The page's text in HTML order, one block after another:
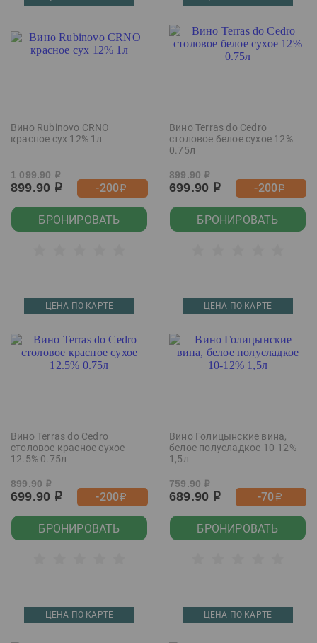
Вино Rubinovo CRNO
красное сух 12% 1л
1 099.90 р
899.90 р -200р
БРОНИРОВАТЬ
Вино Terras do Cedro
столовое белое сухое 12%
0.75л
899.90 р
699.90 р -200р
БРОНИРОВАТЬ
ЦЕНА ПО КАРТЕ
Вино Terras do Cedro
столовое красное сухое
12.5% 0.75л
899.90 р
699.90 р -200р
БРОНИРОВАТЬ
ЦЕНА ПО КАРТЕ
Вино Голицынские вина,
белое полусладкое 10-12%
1,5л
759.90 р
689.90 р -70р
БРОНИРОВАТЬ
ЦЕНА ПО КАРТЕ ЦЕНА ПО КАРТЕ